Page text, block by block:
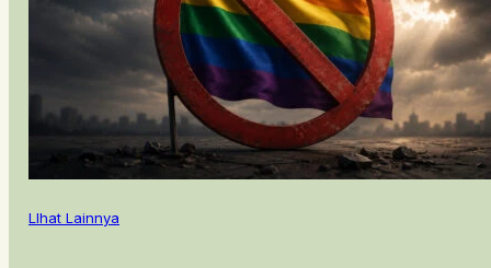
LIhat Lainnya